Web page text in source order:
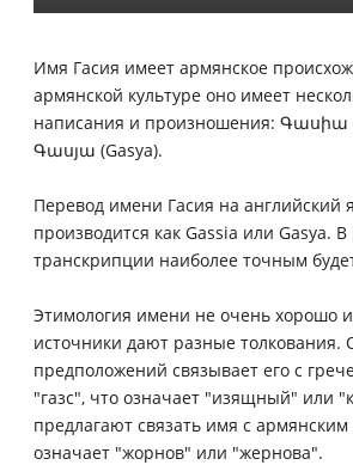
Имя Гасия имеет армянское
армянской культуре оно имеет
написания и произношения: Գասիա
Գասյա (Gasya).
Перевод имени Гасия на английский
производится как Gassia или Gasya. В
транскрипции наиболее точным
Этимология имени не очень хорошо
источники дают разные толкования.
предположений связывает его с
"газс", что означает "изящный" или
предлагают связать имя с армянским
означает "жорнов" или "жернова".